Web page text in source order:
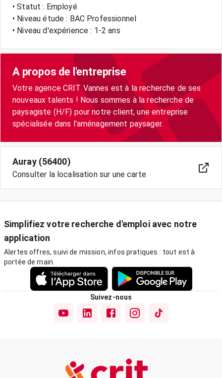
• Statut : Employé
• Niveau étude : BAC Professionnel
• Niveau d'expérience : 1-2 ans
A propos de l'entreprise
Votre agence CRIT Vannes est à la recherche de ses
nouveaux talents ! Nous sommes à la recherche de
paysagiste (H/F) pour notre client, une entreprise
spécialisée dans l'aménagement paysager.
Auray (56400)
Consulter la localisation sur une carte
Simplifiez votre recherche d'emploi avec notre
application
Alertes offres, suivi de mission, infos pratiques : tout est à
portée de main.
Suivez-nous